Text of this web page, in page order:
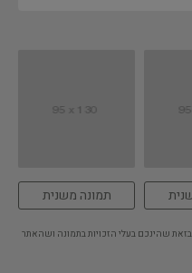
תמונה משנית
שהינכם בעלי הזכויות בתמונה ושהאתר